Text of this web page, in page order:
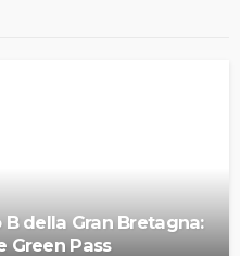
della Gran Bretagna:
Green Pass